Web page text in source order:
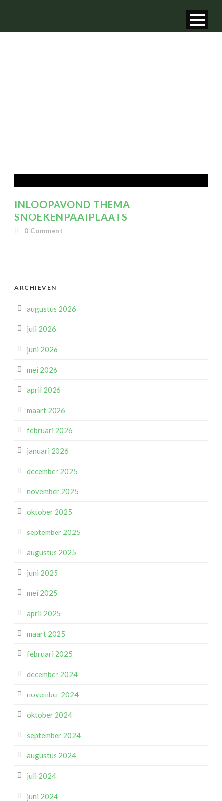
INLOOPAVOND THEMA
SNOEKENPAAIPLAATS
0 Comment
ARCHIEVEN
augustus 2026
juli 2026
juni 2026
mei 2026
april 2026
maart 2026
februari 2026
januari 2026
december 2025
november 2025
oktober 2025
september 2025
augustus 2025
juni 2025
mei 2025
april 2025
maart 2025
februari 2025
december 2024
november 2024
oktober 2024
september 2024
augustus 2024
juli 2024
juni 2024